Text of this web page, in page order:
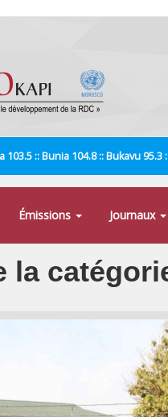
103.5 :: Bunia 104.8 :: Bukavu
Émissions Journaux
la